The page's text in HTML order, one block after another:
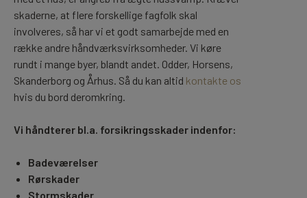
skaderne, at flere forskellige fagfolk skal
involveres, så har vi et godt samarbejde med en
række andre håndværksvirksomheder. Vi køre
rundt i mange byer, blandt andet. Odder, Horsens,
Skanderborg og Århus. Så du kan altid kontakte os
hvis du bord deromkring.
Vi håndterer bl.a. forsikringsskader indenfor:
Badeværelser
Rørskader
Stormskader